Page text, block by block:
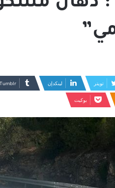
تويتر لينكدإن
بوكيت